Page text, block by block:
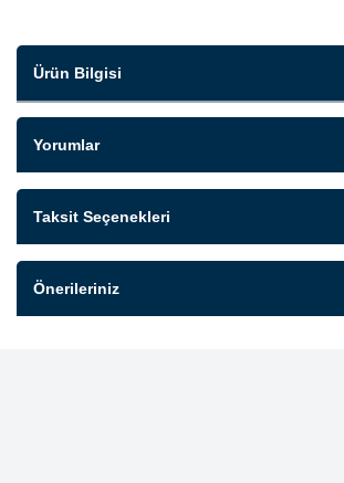
Ürün Bilgisi
Yorumlar
Taksit Seçenekleri
Önerileriniz